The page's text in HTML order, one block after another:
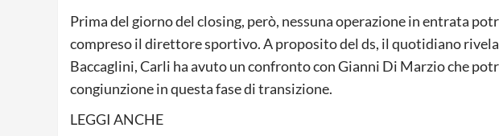
Prima del giorno del closing, però, nessuna operazione in entrata
compreso il direttore sportivo. A proposito del ds, il quotidiano
Baccaglini, Carli ha avuto un confronto con Gianni Di Marzio che
congiunzione in questa fase di transizione.
LEGGI ANCHE